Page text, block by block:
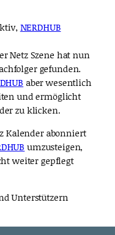
NERDHUB
Netz Szene hat nun
gefunden.
aber wesentlich
und ermöglicht
zu klicken.
Kalender abonniert
umzusteigen,
weiter gepflegt
Unterstützern